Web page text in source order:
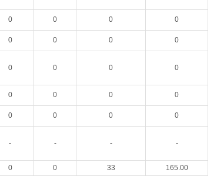
0 0 0 0
0 0 0 0
0 0 0 0
0 0 0 0
0 0 0 0
- - - -
0 0 33
165.00